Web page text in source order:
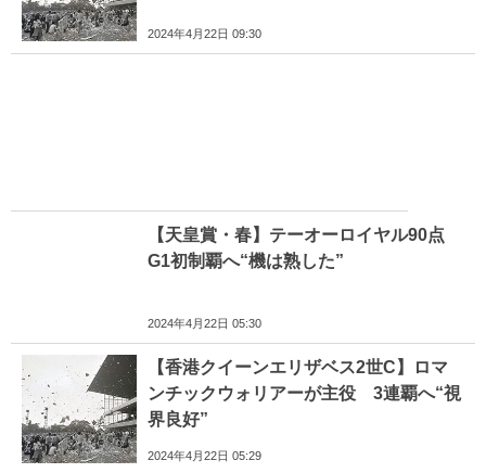
2024年4月22日 09:30
【天皇賞・春】テーオーロイヤル90点
G1初制覇へ“機は熟した”
2024年4月22日 05:30
【香港クイーンエリザベス2世C】ロマ
ンチックウォリアーが主役 3連覇へ“視
界良好”
2024年4月22日 05:29